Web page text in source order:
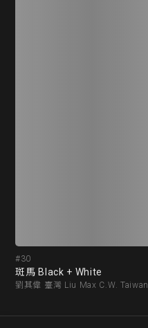
#30
斑馬 Black + White
劉其偉 臺灣 Liu Max C.W. Taiwan